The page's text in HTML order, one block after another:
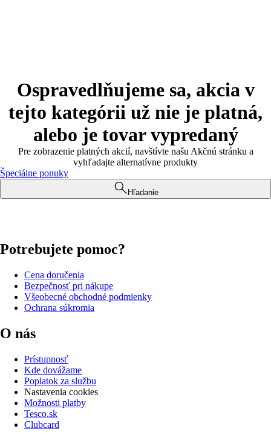
Ospravedlňujeme sa, akcia v
tejto kategórii už nie je platná,
alebo je tovar vypredaný
Pre zobrazenie platných akcií, navštívte našu Akčnú stránku a
vyhľadajte alternatívne produkty
Špeciálne ponuky
Hľadanie
Potrebujete pomoc?
Cena doručenia
Bezpečnosť pri nákupe
Všeobecné obchodné podmienky
Ochrana súkromia
O nás
Prístupnosť
Kde dovážame
Poplatok za službu
Nastavenia cookies
Možnosti platby
Tesco.sk
Clubcard